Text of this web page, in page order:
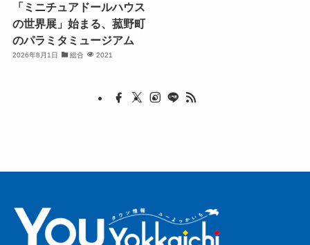
「ミニチュアドールハウス
の世界展」始まる、菰野町
のパラミタミュージアム
2026年8月1日 総合 2021